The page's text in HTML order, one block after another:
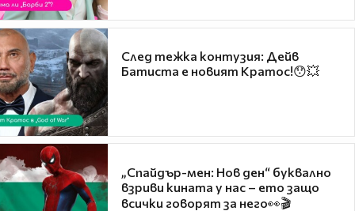
След тежка контузия: Дейв
Батиста е новият Кратос!😯💥
„Спайдър-мен: Нов ден“ буквално
взриви кината у нас – ето защо
всички говорят за него👀🎬